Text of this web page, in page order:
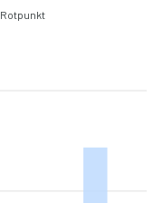
Rotpunkt